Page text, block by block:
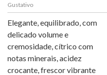
Gustativo
Elegante, equilibrado, com
delicado volume e
cremosidade, cítrico com
notas minerais, acidez
crocante, frescor vibrante